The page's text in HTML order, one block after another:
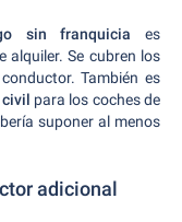
sin franquicia es
alquiler. Se cubren los
También es
civil para los coches de
suponer al menos
adicional